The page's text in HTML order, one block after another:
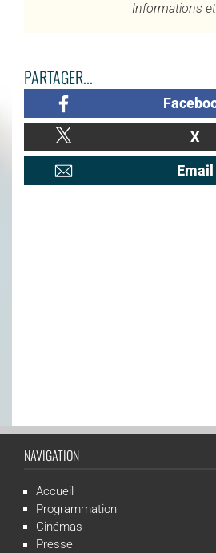
Informations
PARTAGER...
X
Email
NAVIGATION
Accueil
Programmation
Cinémas
Presse